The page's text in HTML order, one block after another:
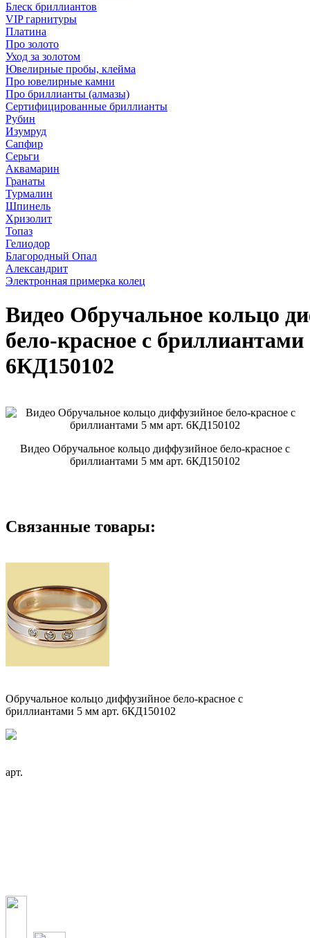
Блеск бриллиантов
VIP гарнитуры
Платина
Про золото
Уход за золотом
Ювелирные пробы, клейма
Про ювелирные камни
Про бриллианты (алмазы)
Сертифицированные бриллианты
Рубин
Изумруд
Сапфир
Серьги
Аквамарин
Гранаты
Турмалин
Шпинель
Хризолит
Топаз
Гелиодор
Благородный Опал
Александрит
Электронная примерка колец
Видео Обручальное кольцо
бело-красное с
6КД150102
Видео Обручальное кольцо диффузийное бело-красное с
бриллиантами 5 мм арт. 6КД150102
Связанные товары:
Обручальное кольцо диффузийное бело-красное с
бриллиантами 5 мм арт. 6КД150102
арт.